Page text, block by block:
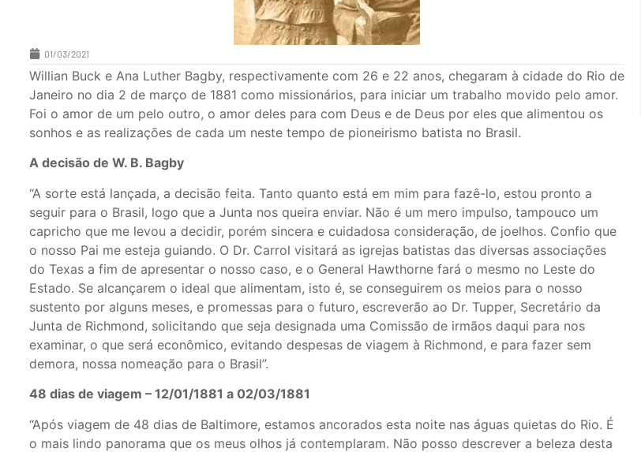
01/03/2021
Willian Buck e Ana Luther Bagby, respectivamente com 26 e 22 anos, chegaram à cidade do Rio de
Janeiro no dia 2 de março de 1881 como missionários, para iniciar um trabalho movido pelo amor.
Foi o amor de um pelo outro, o amor deles para com Deus e de Deus por eles que alimentou os
sonhos e as realizações de cada um neste tempo de pioneirismo batista no Brasil.
A decisão de W. B. Bagby
“A sorte está lançada, a decisão feita. Tanto quanto está em mim para fazê-lo, estou pronto a
seguir para o Brasil, logo que a Junta nos queira enviar. Não é um mero impulso, tampouco um
capricho que me levou a decidir, porém sincera e cuidadosa consideração, de joelhos. Confio que
o nosso Pai me esteja guiando. O Dr. Carrol visitará as igrejas batistas das diversas associações
do Texas a fim de apresentar o nosso caso, e o General Hawthorne fará o mesmo no Leste do
Estado. Se alcançarem o ideal que alimentam, isto é, se conseguirem os meios para o nosso
sustento por alguns meses, e promessas para o futuro, escreverão ao Dr. Tupper, Secretário da
Junta de Richmond, solicitando que seja designada uma Comissão de irmãos daqui para nos
examinar, o que será econômico, evitando despesas de viagem à Richmond, e para fazer sem
demora, nossa nomeação para o Brasil”.
48 dias de viagem – 12/01/1881 a 02/03/1881
“Após viagem de 48 dias de Baltimore, estamos ancorados esta noite nas águas quietas do Rio. É
o mais lindo panorama que os meus olhos já contemplaram. Não posso descrever a beleza desta